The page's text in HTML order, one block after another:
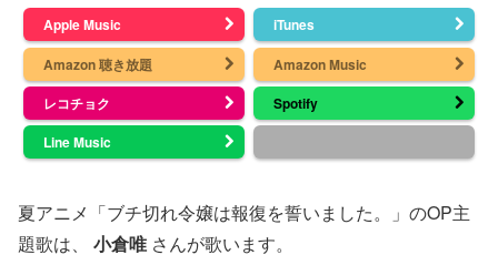
Apple Music
iTunes
Amazon 聴き放題
Amazon Music
レコチョク
Spotify
Line Music
夏アニメ「ブチ切れ令嬢は報復を誓いました。」のOP主
題歌は、 小倉唯 さんが歌います。